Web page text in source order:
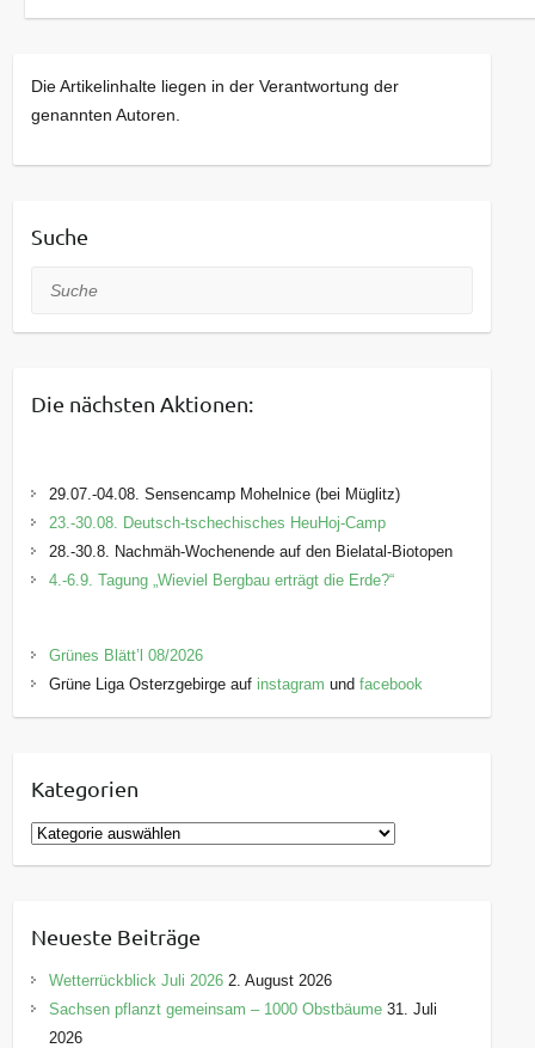
Die Artikelinhalte liegen in der Verantwortung der
genannten Autoren.
Suche
Suche
Die nächsten Aktionen:
29.07.-04.08. Sensencamp Mohelnice (bei Müglitz)
23.-30.08. Deutsch-tschechisches HeuHoj-Camp
28.-30.8. Nachmäh-Wochenende auf den Bielatal-Biotopen
4.-6.9. Tagung „Wieviel Bergbau erträgt die Erde?“
Grünes Blätt’l 08/2026
Grüne Liga Osterzgebirge auf instagram undfacebook
Kategorien
K
a
g
o
r
Neueste Beiträge
Wetterrückblick Juli 2026 2. August 2026
Sachsen pflanzt gemeinsam – 1000 Obstbäume 31. Juli
2026